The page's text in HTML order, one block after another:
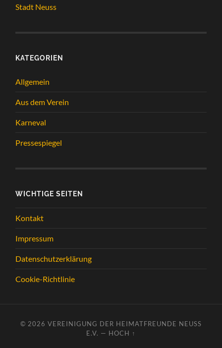
Stadt Neuss
KATEGORIEN
Allgemein
Aus dem Verein
Karneval
Pressespiegel
WICHTIGE SEITEN
Kontakt
Impressum
Datenschutzerklärung
Cookie-Richtlinie
© 2026 VEREINIGUNG DER HEIMATFREUNDE NEUSS
E.V. — HOCH ↑